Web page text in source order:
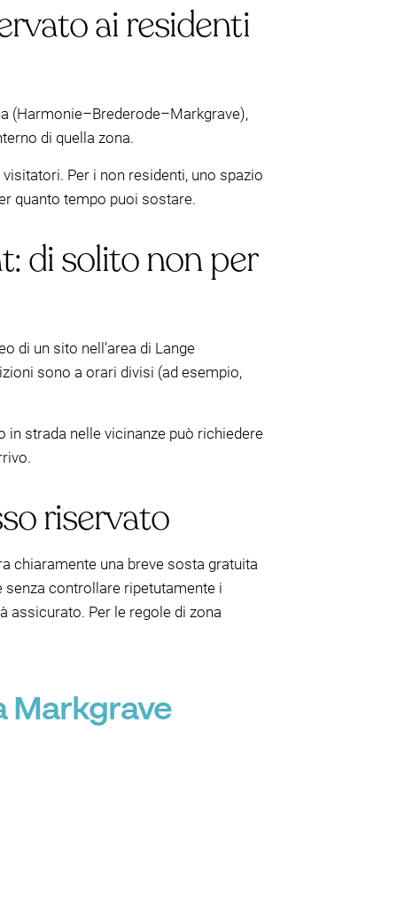
ai residenti
(Harmonie–Brederode–Markgrave),
di quella zona.
Per i non residenti, uno spazio
quanto tempo puoi sostare.
di solito non per
di un sito nell’area di Lange
sono a orari divisi (ad esempio,
in strada nelle vicinanze può richiedere
riservato
chiaramente una breve sosta gratuita
controllare ripetutamente i
assicurato. Per le regole di zona
Markgrave